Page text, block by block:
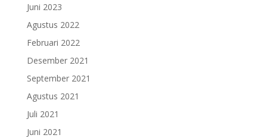
Juni 2023
Agustus 2022
Februari 2022
Desember 2021
September 2021
Agustus 2021
Juli 2021
Juni 2021